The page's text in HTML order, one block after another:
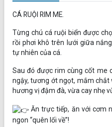
CÁ RUỘI RIM ME.
Từng chú cá ruội biển được
rồi phơi khô trên lưới giữa
tự nhiên của cá.
Sau đó được rim cùng cốt me
ngậy, tương ớt ngọt, mắm
hương vị đậm đà, vừa cay nhẹ
Ăn trực tiếp, ăn với cơm
ngon “quên lối về”!